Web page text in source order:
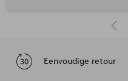
Eenvoudige retour